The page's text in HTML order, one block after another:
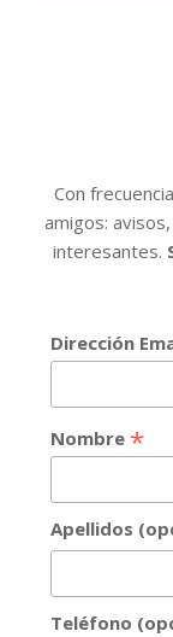
Con
amigos:
interesantes.
Dirección
Nombre *
Apellidos
Teléfono